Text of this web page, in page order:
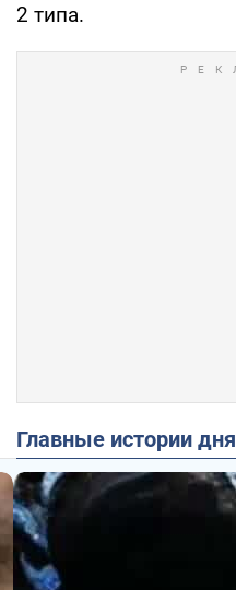
2 типа.
Главные истории дня